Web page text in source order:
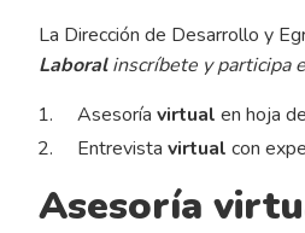
La Dirección de Desarrollo y
Laboralinscríbete y participa
Asesoría virtual en hoja
Entrevista virtual con
Asesoría